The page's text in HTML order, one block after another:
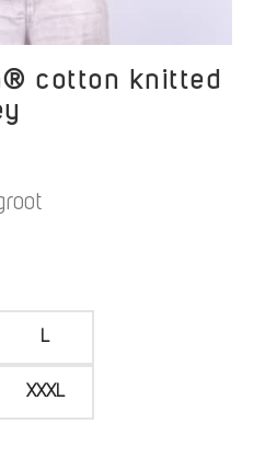
cotton knitted
L
XXXL